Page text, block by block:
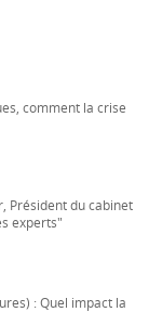
comment la crise
Président du cabinet
experts"
: Quel impact la